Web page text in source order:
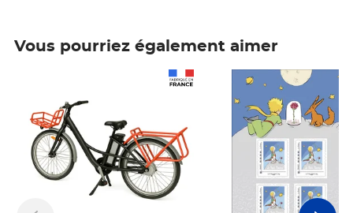
Vous pourriez également aimer
Prix 7,50€